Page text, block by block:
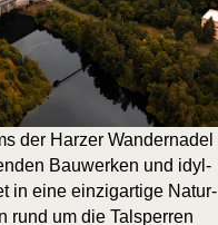
der Har­zer Wan­der­na­del
Bau­wer­ken und idyl­
in eine ein­zig­ar­ti­ge Natur­
rund um die Tal­sper­ren